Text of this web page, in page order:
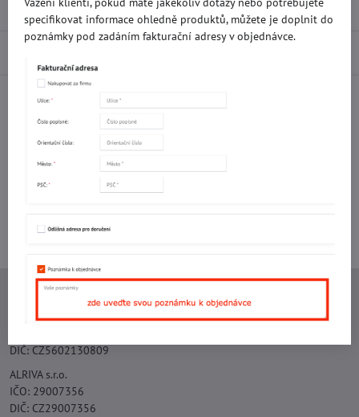
Recenze 0
FacebookTwitterBlueskyPinterestReddit
Potřebujete poradit s objednávkou?
Ing. Vojtěch Lečbych - IVL
DIČ: CZ5602130809
ALRIVA s.r.o.
IČO: 29007356
DIČ: CZ29007356
specifikovat informace ohledně produktů, můžete je doplnit do
poznámky pod zadáním fakturační adresy v objednávce.